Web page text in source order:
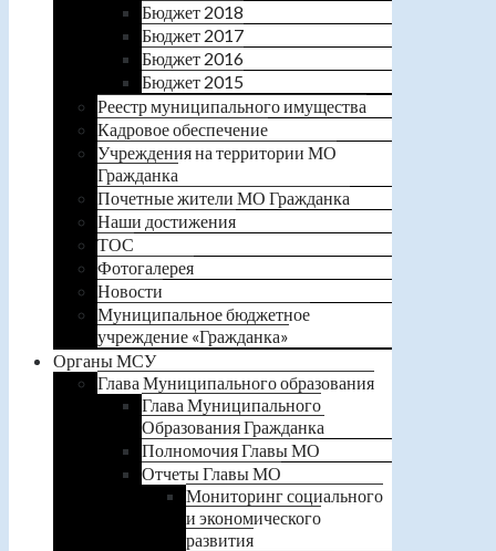
Бюджет 2018
Бюджет 2017
Бюджет 2016
Бюджет 2015
Реестр муниципального имущества
Кадровое обеспечение
Учреждения на территории МО
Гражданка
Почетные жители МО Гражданка
Наши достижения
ТОС
Фотогалерея
Новости
Муниципальное бюджетное
учреждение «Гражданка»
Органы МСУ
Глава Муниципального образования
Глава Муниципального
Образования Гражданка
Полномочия Главы МО
Отчеты Главы МО
Мониторинг социального
и экономического
развития